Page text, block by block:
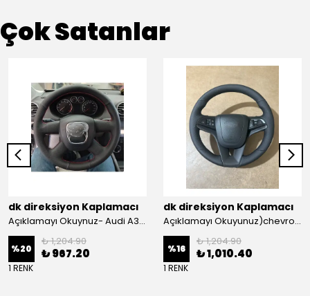
Çok Satanlar
dk direksiyon Kaplamacı
Açıklamayı Okuynuz- Audi A3 Sportback Araca Özel Direksiyon Kılıfı Kırmızı Ipli
%20
₺ 1,204.90
₺ 967.20
1 RENK
dk direksiyon Kaplamacı
Açıklamayı Okuyunuz)chevrolet Aveo Lt-ls Araca Özel Direksiyon Kılıfı (plastik Kapaksız Direksiyon
%16
₺ 1,204.90
₺ 1,010.40
1 RENK